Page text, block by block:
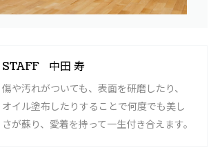
STAFF 中田 寿
傷や汚れがついても、表面を研磨したり、
オイル塗布したりすることで何度でも美し
さが蘇り、愛着を持って一生付き合えます。